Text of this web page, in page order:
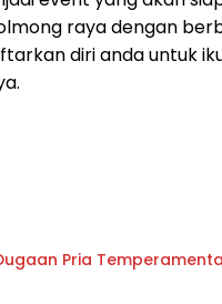
raya dengan
diri anda untuk
Pria